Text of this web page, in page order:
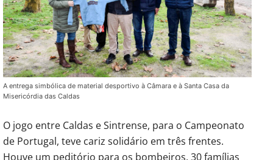
A entrega simbólica de material desportivo à Câmara e à Santa Casa da
Misericórdia das Caldas
O jogo entre Caldas e Sintrense, para o Campeonato
de Portugal, teve cariz solidário em três frentes.
Houve um peditório para os bombeiros, 30 famílias